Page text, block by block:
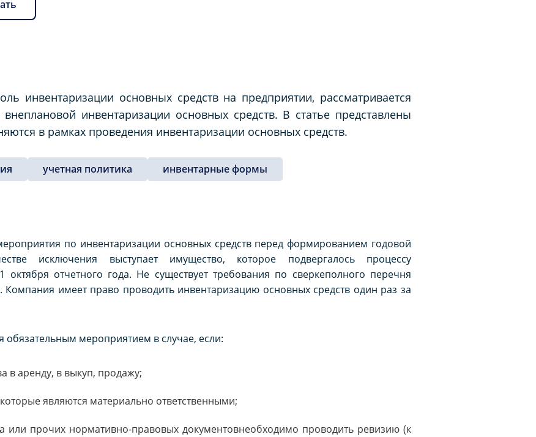
инвентаризации основных средств на предприятии, рассматривается
инвентаризации основных средств. В статье представлены
в рамках проведения инвентаризации основных средств.
учетная политика инвентарные формы
по инвентаризации основных средств перед формированием годовой
исключения выступает имущество, которое подвергалось процессу
отчетного года. Не существует требования по сверкеполного перечня
Компания имеет право проводить инвентаризацию основных средств один раз за
обязательным мероприятием в случае, если:
в аренду, в выкуп, продажу;
являются материально ответственными;
или прочих нормативно-правовых документовнеобходимо проводить ревизию (к